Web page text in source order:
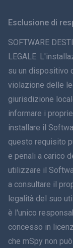
ภาษา
Dansk
हिंदी
עברית
Esclusione di
SOFTWARE
LEGALE.
su un dispositivo
violazione delle
giurisdizione
informare i
installare il
questo requisito
e penali a carico
utilizzare il
a consultare il
legalità del suo
è l'unico
concesso in
che mSpy non